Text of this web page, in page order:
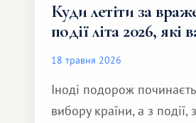
Куди летіти за
події літа 2026, які
18 травня 2026
Іноді подорож
вибору країни, а з події,